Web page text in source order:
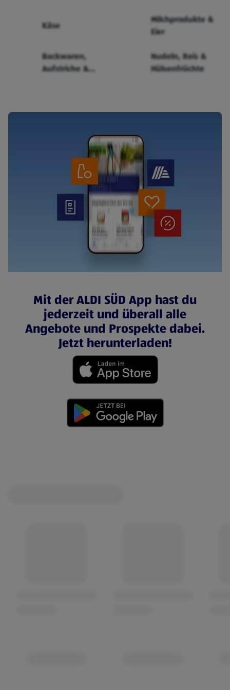
Käse
Milchprodukte &
Eier
Backwaren,
Aufstriche &
Nudeln, Reis &
Hülsenfrüchte
Mit der ALDI SÜD App hast du
jederzeit und überall alle
Angebote und Prospekte dabei.
Jetzt herunterladen!